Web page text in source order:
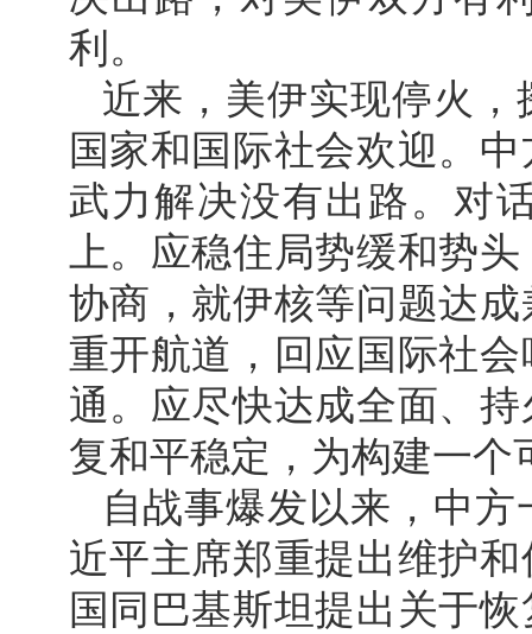
利。
近来，美伊实现停火
国家和国际社会欢迎。
武力解决没有出路。对
上。应稳住局势缓和势
协商，就伊核等问题达
重开航道，回应国际社
通。应尽快达成全面、
复和平稳定，为构建一
自战事爆发以来，中
近平主席郑重提出维护
国同巴基斯坦提出关于